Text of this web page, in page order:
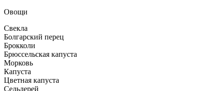
Овощи
Свекла
Болгарский перец
Брокколи
Брюссельская капуста
Морковь
Капуста
Цветная капуста
Сельдерей